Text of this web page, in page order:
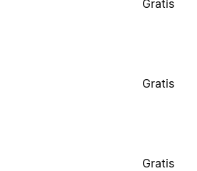
Gratis
Gratis
Gratis